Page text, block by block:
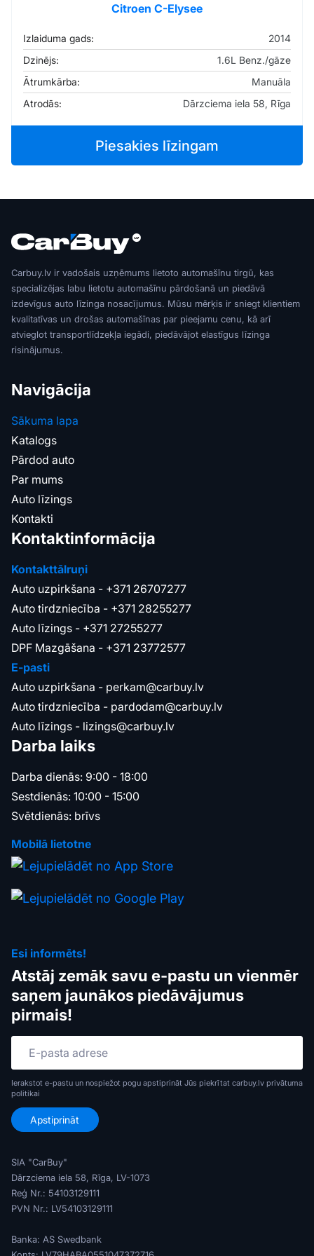
Citroen C-Elysee
Izlaiduma gads:
2014
Dzinējs:
1.6L Benz./gāze
Ātrumkārba:
Manuāla
Atrodās:
Dārzciema iela 58, Rīga
Piesakies līzingam
Carbuy.lv ir vadošais uzņēmums lietoto automašīnu tirgū, kas
specializējas labu lietotu automašīnu pārdošanā un piedāvā
izdevīgus auto līzinga nosacījumus. Mūsu mērķis ir sniegt klientiem
kvalitatīvas un drošas automašīnas par pieejamu cenu, kā arī
atvieglot transportlīdzekļa iegādi, piedāvājot elastīgus līzinga
risinājumus.
Navigācija
Sākuma lapa
Katalogs
Pārdod auto
Par mums
Auto līzings
Kontakti
Kontaktinformācija
Kontakttālruņi
Auto uzpirkšana - +371 26707277
Auto tirdzniecība - +371 28255277
Auto līzings - +371 27255277
DPF Mazgāšana - +371 23772577
E-pasti
Auto uzpirkšana - perkam@carbuy.lv
Auto tirdzniecība - pardodam@carbuy.lv
Auto līzings - lizings@carbuy.lv
Darba laiks
Darba dienās: 9:00 - 18:00
Sestdienās: 10:00 - 15:00
Svētdienās: brīvs
Mobilā lietotne
Esi informēts!
Atstāj zemāk savu e-pastu un vienmēr
saņem jaunākos piedāvājumus
pirmais!
Ierakstot e-pastu un nospiežot pogu apstiprināt Jūs piekrītat carbuy.lv privātuma
politikai
SIA "CarBuy"
Dārzciema iela 58, Rīga, LV-1073
Reģ Nr.: 54103129111
PVN Nr.: LV54103129111
Banka: AS Swedbank